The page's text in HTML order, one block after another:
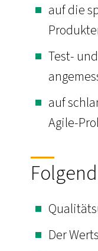
auf die
Test-
auf
Agile-
Der